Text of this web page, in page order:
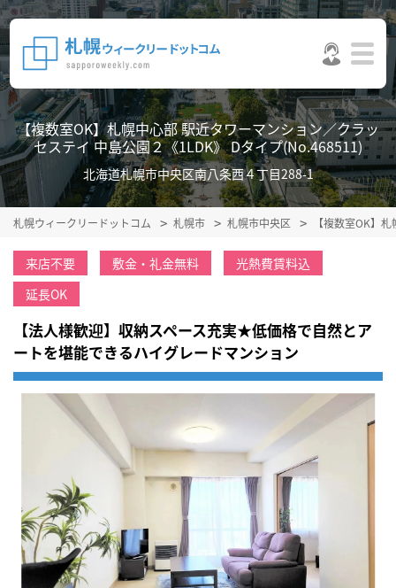
【複数室OK】札幌中心部 駅近タワーマンション／クラッ
セステイ 中島公園２《1LDK》 Dタイプ(No.468511)
北海道札幌市中央区南八条西４丁目288-1
札幌ウィークリードットコム 札幌市 札幌市中央区 【複数室OK】
来店不要 敷金・礼金無料
光熱費賃料込
延長OK
【法人様歓迎】収納スペース充実★低価格で自然とア
ートを堪能できるハイグレードマンション